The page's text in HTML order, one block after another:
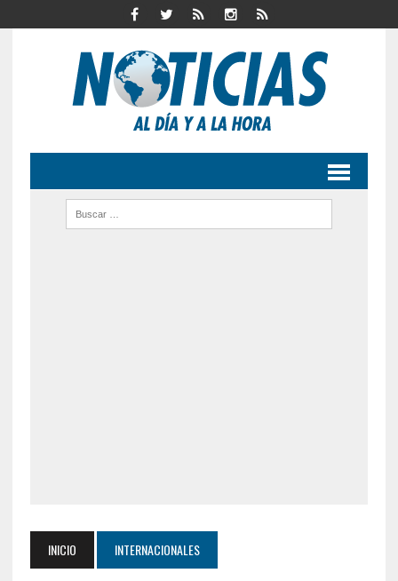
INICIO INTERNACIONALES